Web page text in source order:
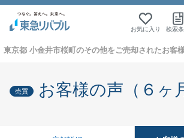
お気に入り 検索
東京都 小金井市桜町のその他をご売却されたお客
売買 お客様の声（６ヶ